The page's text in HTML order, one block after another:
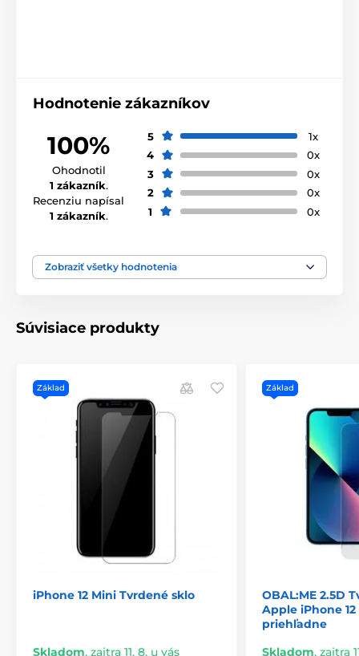
Hodnotenie zákazníkov
100%
Ohodnotil
1 zákazník.
Recenziu napísal
1 zákazník.
5
1x
4
0x
3
0x
2
0x
1
0x
Zobraziť všetky hodnotenia
Súvisiace produkty
Základ
iPhone 12 Mini Tvrdené sklo
Skladom, zajtra 11. 8. u vás
Základ
OBAL:ME 2.5D
Apple iPhone
priehľadne
Skladom, zajtra